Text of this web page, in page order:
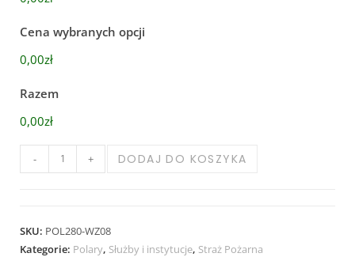
Cena wybranych opcji
0,00zł
Razem
0,00zł
- + DODAJ DO KOSZYKA
SKU: POL280-WZ08
Kategorie: Polary, Służby i instytucje, Straż Pożarna